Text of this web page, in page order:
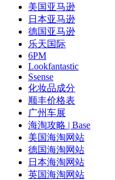
美国亚马逊
日本亚马逊
德国亚马逊
乐天国际
6PM
Lookfantastic
Ssense
化妆品成分
顺丰价格表
广州车展
海淘攻略 | Base
美国海淘网站
德国海淘网站
日本海淘网站
英国海淘网站